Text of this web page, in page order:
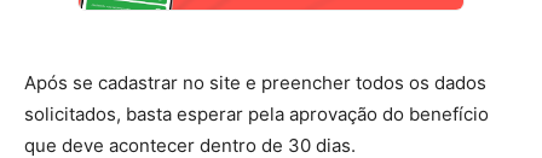
Após se cadastrar no site e preencher todos os dados
solicitados, basta esperar pela aprovação do benefício
que deve acontecer dentro de 30 dias.